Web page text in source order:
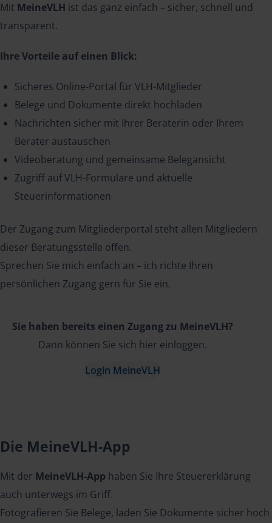
Mit MeineVLH ist das ganz einfach – sicher, schnell und
transparent.
Ihre Vorteile auf einen Blick:
Sicheres Online-Portal für VLH-Mitglieder
Belege und Dokumente direkt hochladen
Nachrichten sicher mit Ihrer Beraterin oder Ihrem
Berater austauschen
Videoberatung und gemeinsame Belegansicht
Zugriff auf VLH-Formulare und aktuelle
Steuerinformationen
Der Zugang zum Mitgliederportal steht allen Mitgliedern
dieser Beratungsstelle offen.
Sprechen Sie mich einfach an – ich richte Ihren
persönlichen Zugang gern für Sie ein.
Sie haben bereits einen Zugang zu MeineVLH?
Dann können Sie sich hier einloggen.
Login MeineVLH
Die MeineVLH-App
Mit der MeineVLH-App haben Sie Ihre Steuererklärung
auch unterwegs im Griff.
Fotografieren Sie Belege, laden Sie Dokumente sicher hoch